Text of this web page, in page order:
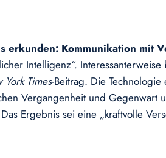
erkunden: Kommunikation mit
Intelligenz“.
York Times-Beitrag. Die
Vergangenheit und Gegenwart
Ergebnis sei eine „kraftvolle